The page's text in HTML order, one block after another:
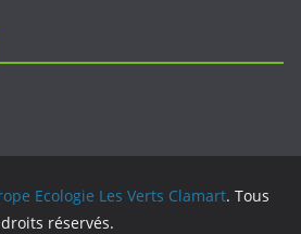
Ecologie Les Verts Clamart. Tous
droits réservés.